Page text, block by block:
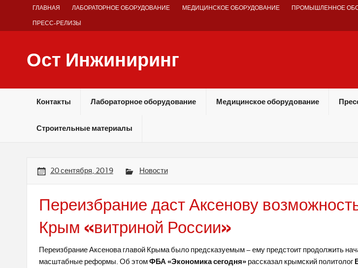
ГЛАВНАЯ ЛАБОРАТОРНОЕ ОБОРУДОВАНИЕ МЕДИЦИНСКОЕ ОБОРУДОВАНИЕ ПРОМЫШЛЕННОЕ
ПРЕСС-РЕЛИЗЫ
Ост Инжиниринг
Контакты Лабораторное оборудование Медицинское оборудование
Строительные материалы
20 сентября, 2019 Новости
Переизбрание даст Аксенову
Крым «витриной России»
Переизбрание Аксенова главой Крыма было предсказуемым – ему предстоит продолжить
масштабные реформы. Об этомФБА «Экономика сегодня» рассказал крымский политолог